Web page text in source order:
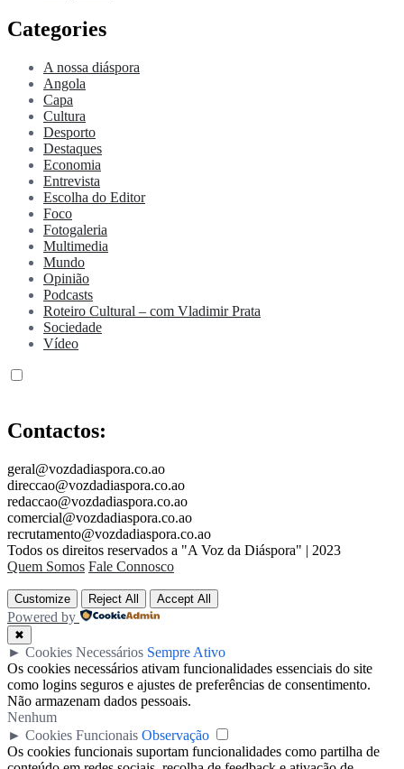
Categories
A nossa diáspora
Angola
Capa
Cultura
Desporto
Destaques
Economia
Entrevista
Escolha do Editor
Foco
Fotogaleria
Multimedia
Mundo
Opinião
Podcasts
Roteiro Cultural – com Vladimir Prata
Sociedade
Vídeo
Contactos:
geral@vozdadiaspora.co.ao
direccao@vozdadiaspora.co.ao
redaccao@vozdadiaspora.co.ao
comercial@vozdadiaspora.co.ao
recrutamento@vozdadiaspora.co.ao
Todos os direitos reservados a "A Voz da Diáspora" | 2023
Quem Somos Fale Connosco
Customize Reject All Accept All
Powered by
✖
► Cookies Necessários Sempre Ativo
Os cookies necessários ativam funcionalidades essenciais do site
como logins seguros e ajustes de preferências de consentimento.
Não armazenam dados pessoais.
Nenhum
► Cookies Funcionais Observação
Os cookies funcionais suportam funcionalidades como partilha de